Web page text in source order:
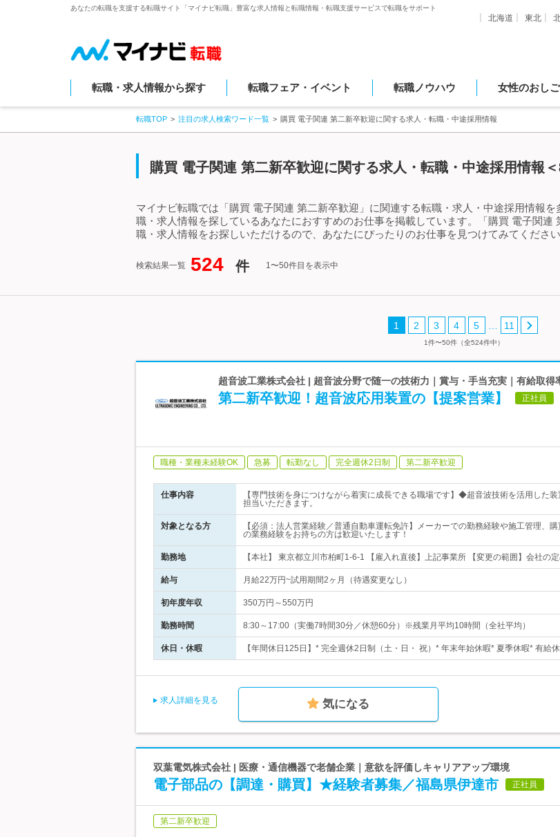
あなたの転職を支援する転職サイト「マイナビ転職」豊富な求人情報と転職情報・転職支援サービスで転職をサポート
北海道 東北
転職・求人情報から探す 転職フェア・イベント 転職ノウハウ 女性のおし
転職TOP 注目の求人検索ワード一覧 購買 電子関連 第二新卒歓迎に関する求人・転職・中途採用情報
購買 電子関連 第二新卒歓迎に関する求人・転職・中途採用情報
マイナビ転職では「購買 電子関連 第二新卒歓迎」に関連する転職・求人・中途採用情報
職・求人情報を探しているあなたにおすすめのお仕事を掲載しています。「購買 電子関
職・求人情報をお探しいただけるので、あなたにぴったりのお仕事を見つけてみてくださ
検索結果一覧 524 件 1〜50件目を表示中
1 2 3 4 5 11
1件〜50件（全524件中）
超音波工業株式会社 | 超音波分野で随一の技術力｜賞与・手当充実｜有給取得
第二新卒歓迎！超音波応用装置の【提案営業】 正社員
職種・業種未経験OK 急募 転勤なし 完全週休2日制 第二新卒歓迎
仕事内容
【専門技術を身につけながら着実に成長できる職場です】◆超音波技術を活用した
担当いただきます。
対象となる方
【必須：法人営業経験／普通自動車運転免許】メーカーでの勤務経験や施工管理、
の業務経験をお持ちの方は歓迎いたします！
勤務地 【本社】 東京都立川市柏町1-6-1 【雇入れ直後】上記事業所 【変更の範囲】会社の
給与 月給22万円~試用期間2ヶ月（待遇変更なし）
初年度年収 350万円～550万円
勤務時間 8:30～17:00（実働7時間30分／休憩60分）※残業月平均10時間（全社平均）
休日・休暇 【年間休日125日】* 完全週休2日制（土・日・ 祝）* 年末年始休暇* 夏季休暇* 有給
求人詳細を見る 気になる
双葉電気株式会社 | 医療・通信機器で老舗企業｜意欲を評価しキャリアアップ環境
電子部品の【調達・購買】★経験者募集／福島県伊達市 正社員
第二新卒歓迎